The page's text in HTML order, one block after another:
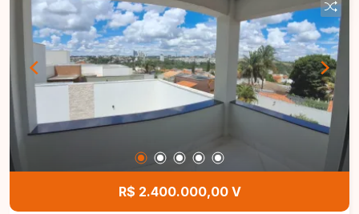
automatizado, além de 5 banheiros no total. O
imóvel conta ainda com preparação para ar-
condicionado em todos os ambientes e água
quente em todas as torneiras. Dispõe de
armários personalizados, gás canalizado, energia
solar e garagem coberta para 2 carros. Entre em
contato para mais informações e agende uma
R$ 2.400.000,00 V